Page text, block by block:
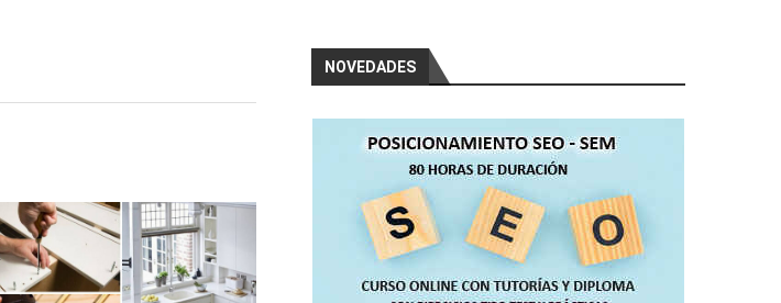
NOVEDADES